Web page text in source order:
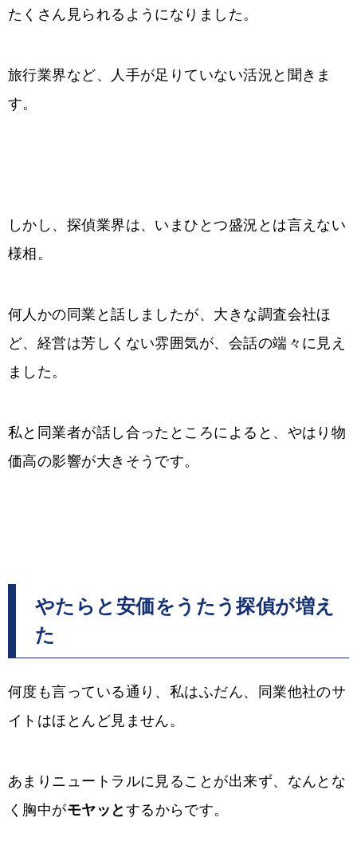
たくさん見られるようになりました。
旅行業界など、人手が足りていない活況と聞きま
す。
しかし、探偵業界は、いまひとつ盛況とは言えない
様相。
何人かの同業と話しましたが、大きな調査会社ほ
ど、経営は芳しくない雰囲気が、会話の端々に見え
ました。
私と同業者が話し合ったところによると、やはり物
価高の影響が大きそうです。
やたらと安価をうたう探偵が増え
た
何度も言っている通り、私はふだん、同業他社のサ
イトはほとんど見ません。
あまりニュートラルに見ることが出来ず、なんとな
く胸中がモヤッと するからです。